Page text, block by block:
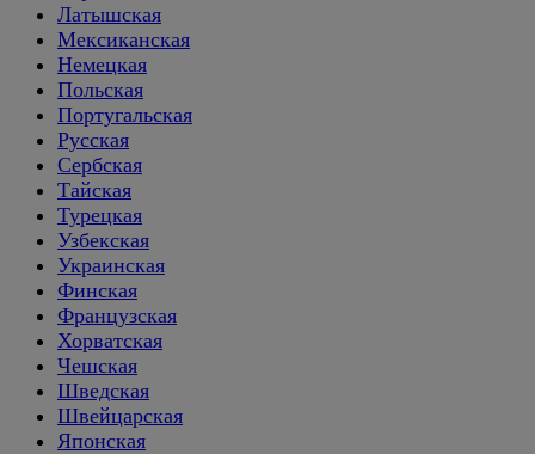
Латышская
Мексиканская
Немецкая
Польская
Португальская
Русская
Сербская
Тайская
Турецкая
Узбекская
Украинская
Финская
Французская
Хорватская
Чешская
Шведская
Швейцарская
Японская